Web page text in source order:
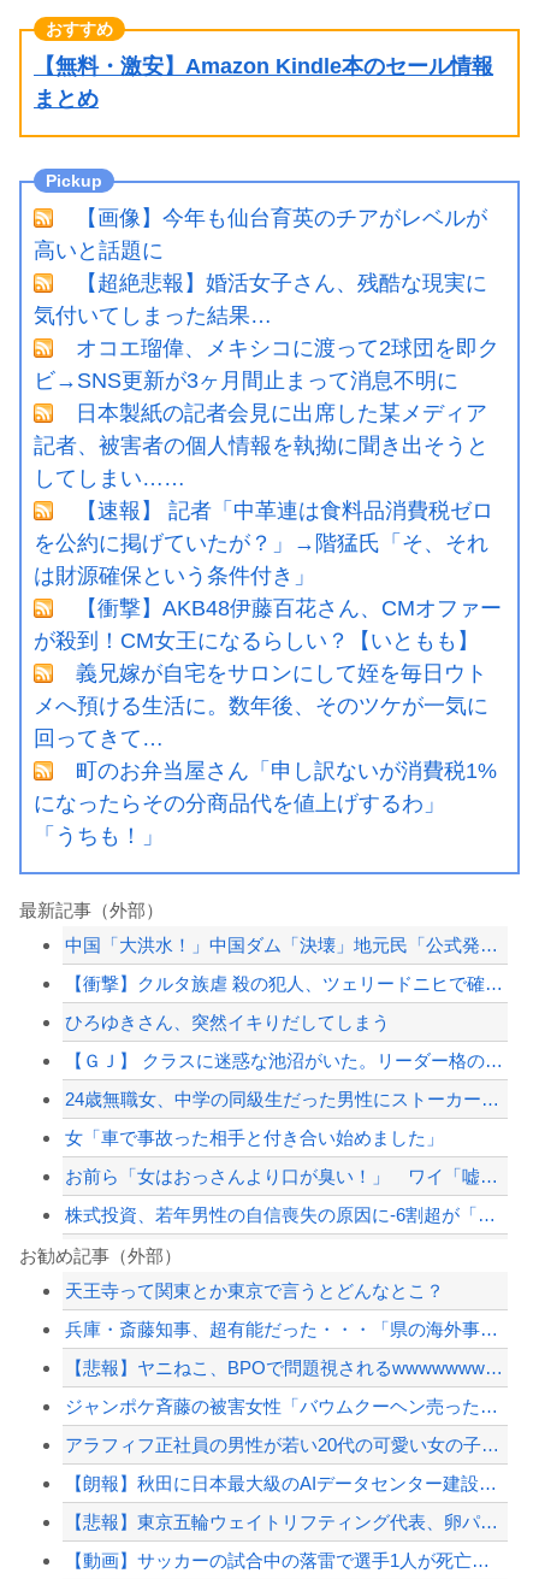
【無料・激安】Amazon Kindle本のセール情報
まとめ
【画像】今年も仙台育英のチアがレベルが
高いと話題に
【超絶悲報】婚活女子さん、残酷な現実に
気付いてしまった結果…
オコエ瑠偉、メキシコに渡って2球団を即ク
ビ→SNS更新が3ヶ月間止まって消息不明に
日本製紙の記者会見に出席した某メディア
記者、被害者の個人情報を執拗に聞き出そうと
してしまい……
【速報】 記者「中革連は食料品消費税ゼロ
を公約に掲げていたが？」→階猛氏「そ、それ
は財源確保という条件付き」
【衝撃】AKB48伊藤百花さん、CMオファー
が殺到！CM女王になるらしい？【いともも】
義兄嫁が自宅をサロンにして姪を毎日ウト
メへ預ける生活に。数年後、そのツケが一気に
回ってきて…
町のお弁当屋さん「申し訳ないが消費税1%
になったらその分商品代を値上げするわ」
「うちも！」
最新記事（外部）
中国「大洪水！」中国ダム「決壊」地元民「公式発表より死者多い！」中国政府「住民拘...
【衝撃】クルタ族虐 殺の犯人、ツェリードニヒで確定！クロロの演劇のせいで2人も無...
ひろゆきさん、突然イキりだしてしまう
【ＧＪ】 クラスに迷惑な池沼がいた。リーダー格のＡ「なんで支援学級に入れないんで...
24歳無職女、中学の同級生だった男性にストーカーして逮捕 全く親しくないのに20...
女「車で事故った相手と付き合い始めました」
お前ら「女はおっさんより口が臭い！」 ワイ「嘘つけバーカｗ」⇒w
株式投資、若年男性の自信喪失の原因に-6割超が「人生の敗者」自認
【速報】 中国、ガチで逝く
【悲報】東京五輪ウェイトリフティング代表、卵パックを盗んで逮捕ｗｗｗｗｗｗｗ
【配信者】「金バエ」のSNS更新が1週間途絶え、様々な憶測が飛び交う。1週間ぶり...
【緊急速報】NYで警官が黒人男性の首を絞め、暴動第二波不可避へ
お勧め記事（外部）
天王寺って関東とか東京で言うとどんなとこ？
兵庫・斎藤知事、超有能だった・・・「県の海外事務所はすべて閉鎖で。直営する意味な...
【悲報】ヤニねこ、BPOで問題視されるwwwwwwwwwwwwwwwwwwwww...
ジャンポケ斉藤の被害女性「バウムクーヘン売ったりTikTokライブしててムカつい...
アラフィフ正社員の男性が若い20代の可愛い女の子以外には挨拶をしない
【朗報】秋田に日本最大級のAIデータセンター建設へ 総事業費2兆円、UAEが巨額...
【悲報】東京五輪ウェイトリフティング代表、卵パックを盗んで逮捕ｗｗｗｗｗｗｗ
【動画】サッカーの試合中の落雷で選手1人が死亡、12人が負傷した事故。